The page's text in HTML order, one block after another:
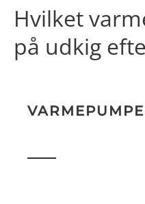
Hvilket
på udkig
VARMEPUMPE